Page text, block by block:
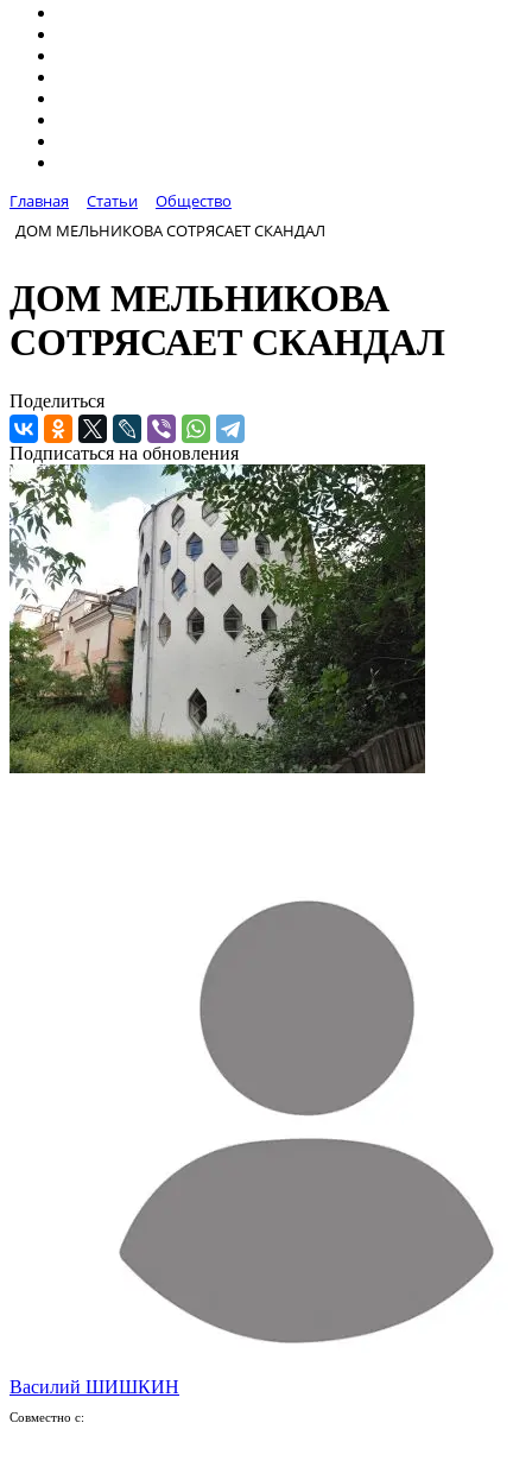
Главная Статьи
Общество
ДОМ МЕЛЬНИКОВА СОТРЯСАЕТ СКАНДАЛ
ДОМ МЕЛЬНИКОВА
СОТРЯСАЕТ СКАНДАЛ
Поделиться
Подписаться на обновления
Василий ШИШКИН
Совместно с: